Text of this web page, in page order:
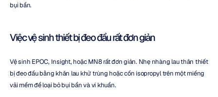
bụi bẩn.
Việc vệ sinh thiết bị đeo đầu rất đơn giản
Vệ sinh EPOC, Insight, hoặc MN8 rất đơn giản. Nhẹ nhàng lau thân thiết
bị đeo đầu bằng khăn lau khử trùng hoặc cồn isopropyl trên một miếng
vải mềm để loại bỏ bụi bẩn và vi khuẩn.